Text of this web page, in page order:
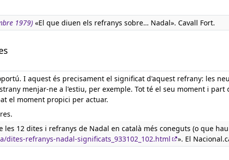
1979) «El que diuen els refranys sobre… Nadal». Cavall Fort.
I aquest és precisament el significat d'aquest refrany: les
menjar-ne a l'estiu, per exemple. Tot té el seu moment i part
el moment propici per actuar.
les 12 dites i refranys de Nadal en català més coneguts (o que
refranys-nadal-significats_933102_102.html ». El